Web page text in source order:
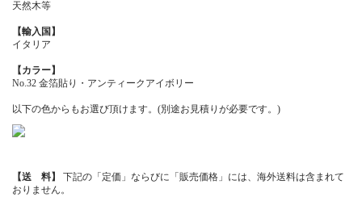
天然木等
【輸入国】
イタリア
【カラー】
No.32 金箔貼り・アンティークアイボリー
以下の色からもお選び頂けます。(別途お見積りが必要です。)
【送 料】
下記の「定価」ならびに「販売価格」には、海外送料は含まれて
おりません。